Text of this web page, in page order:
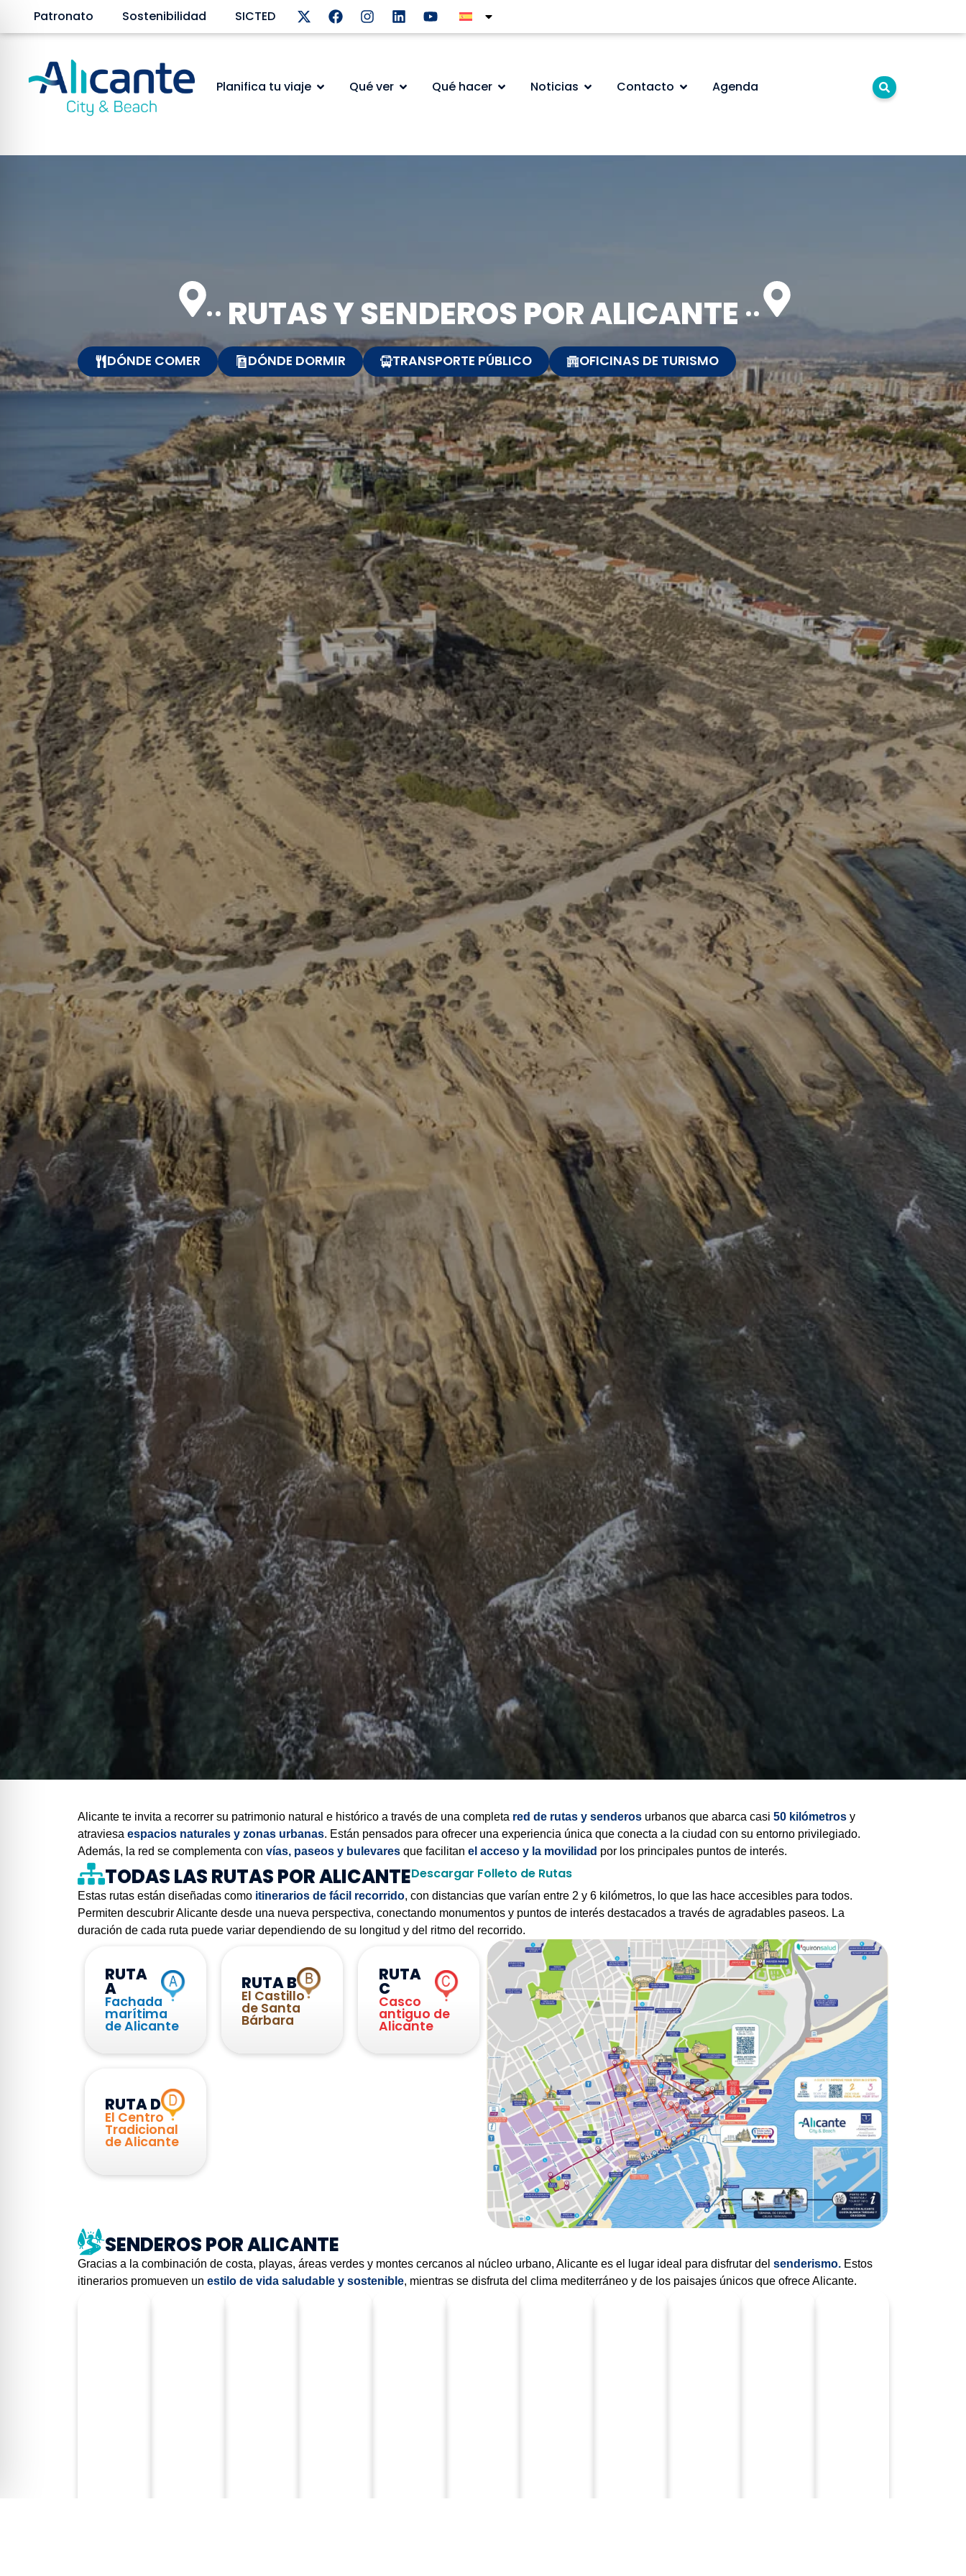
Patronato Sostenibilidad SICTED
Planifica tu viaje Qué ver Qué hacer Noticias Contacto Agenda
RUTAS Y SENDEROS POR ALICANTE
DÓNDE COMER DÓNDE DORMIR TRANSPORTE PÚBLICO OFICINAS DE TURISMO
Alicante te invita a recorrer su patrimonio natural e histórico a través de una completa red de rutas y senderosurbanos que abarca casi 50 kilómetrosy
atraviesa espacios naturales y zonas urbanas. Están pensados para ofrecer una experiencia única que conecta a la ciudad con su entorno privilegiado.
Además, la red se complementa con vías, paseos y bulevares que facilitan el acceso y la movilidad por los principales puntos de interés.
TODAS LAS RUTAS POR ALICANTEDescargar Folleto de Rutas
Estas rutas están diseñadas comoitinerarios de fácil recorrido, con distancias que varían entre 2 y 6 kilómetros, lo que las hace accesibles para todos.
Permiten descubrir Alicante desde una nueva perspectiva, conectando monumentos y puntos de interés destacados a través de agradables paseos. La
duración de cada ruta puede variar dependiendo de su longitud y del ritmo del recorrido.
RUTA
A
Fachada
marítima
de Alicante
RUTA B
El Castillo
de Santa
Bárbara
RUTA
C
Casco
antiguo de
Alicante
RUTA D
El Centro
Tradicional
de Alicante
SENDEROS POR ALICANTE
Gracias a la combinación de costa, playas, áreas verdes y montes cercanos al núcleo urbano, Alicante es el lugar ideal para disfrutar del senderismo.Estos
itinerarios promueven un estilo de vida saludable y sostenible, mientras se disfruta del clima mediterráneo y de los paisajes únicos que ofrece Alicante.